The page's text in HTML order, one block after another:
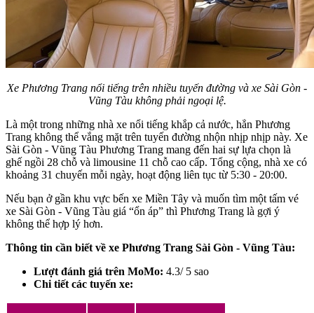
Xe Phương Trang nổi tiếng trên nhiều tuyến đường và xe Sài Gòn -
Vũng Tàu không phải ngoại lệ.
Là một trong những nhà xe nổi tiếng khắp cả nước, hẳn Phương
Trang không thể vắng mặt trên tuyến đường nhộn nhịp nhịp này. Xe
Sài Gòn - Vũng Tàu Phương Trang mang đến hai sự lựa chọn là
ghế ngồi 28 chỗ và limousine 11 chỗ cao cấp. Tổng cộng, nhà xe có
khoảng 31 chuyến mỗi ngày, hoạt động liên tục từ 5:30 - 20:00.
Nếu bạn ở gần khu vực bến xe Miền Tây và muốn tìm một tấm vé
xe Sài Gòn - Vũng Tàu giá “ổn áp” thì Phương Trang là gợi ý
không thể hợp lý hơn.
Thông tin cần biết về xe Phương Trang Sài Gòn - Vũng Tàu:
Lượt đánh giá trên MoMo: 4.3/ 5 sao
Chi tiết các tuyến xe: